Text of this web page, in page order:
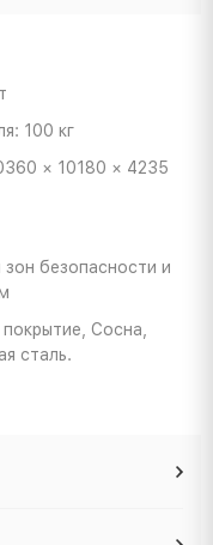
100 кг
× 10180 × 4235
безопасности и
Сосна,
сталь.